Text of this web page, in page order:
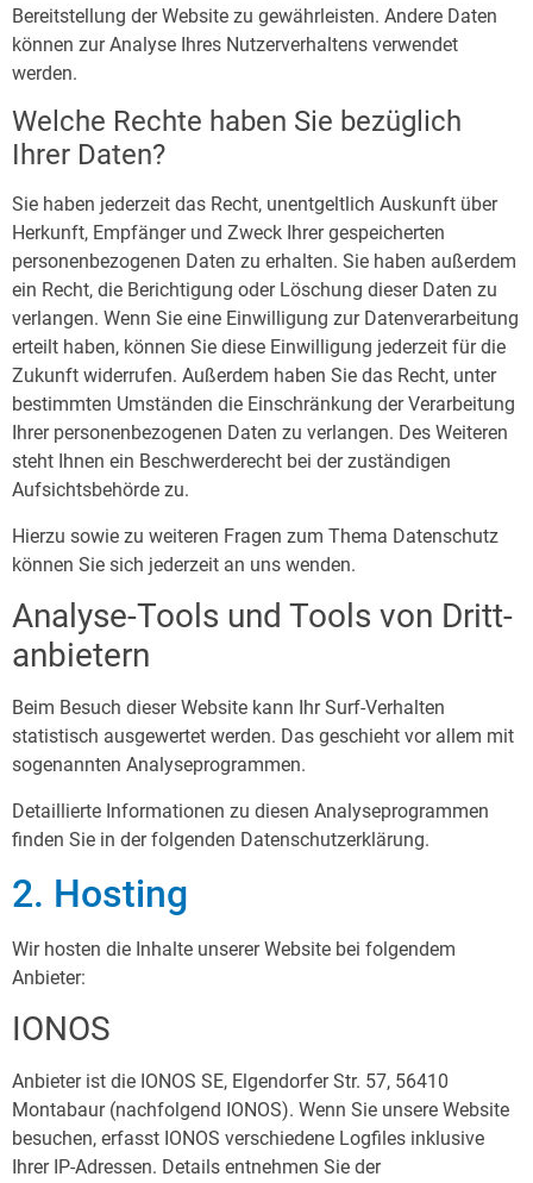
Bereitstellung der Website zu gewährleisten. Andere Daten
können zur Analyse Ihres Nutzerverhaltens verwendet
werden.
Welche Rechte haben Sie bezüglich
Ihrer Daten?
Sie haben jederzeit das Recht, unentgeltlich Auskunft über
Herkunft, Empfänger und Zweck Ihrer gespeicherten
personenbezogenen Daten zu erhalten. Sie haben außerdem
ein Recht, die Berichtigung oder Löschung dieser Daten zu
verlangen. Wenn Sie eine Einwilligung zur Datenverarbeitung
erteilt haben, können Sie diese Einwilligung jederzeit für die
Zukunft widerrufen. Außerdem haben Sie das Recht, unter
bestimmten Umständen die Einschränkung der Verarbeitung
Ihrer personenbezogenen Daten zu verlangen. Des Weiteren
steht Ihnen ein Beschwerderecht bei der zuständigen
Aufsichtsbehörde zu.
Hierzu sowie zu weiteren Fragen zum Thema Datenschutz
können Sie sich jederzeit an uns wenden.
Analyse-Tools und Tools von Dritt­
anbietern
Beim Besuch dieser Website kann Ihr Surf-Verhalten
statistisch ausgewertet werden. Das geschieht vor allem mit
sogenannten Analyseprogrammen.
Detaillierte Informationen zu diesen Analyseprogrammen
finden Sie in der folgenden Datenschutzerklärung.
2. Hosting
Wir hosten die Inhalte unserer Website bei folgendem
Anbieter:
IONOS
Anbieter ist die IONOS SE, Elgendorfer Str. 57, 56410
Montabaur (nachfolgend IONOS). Wenn Sie unsere Website
besuchen, erfasst IONOS verschiedene Logfiles inklusive
Ihrer IP-Adressen. Details entnehmen Sie der